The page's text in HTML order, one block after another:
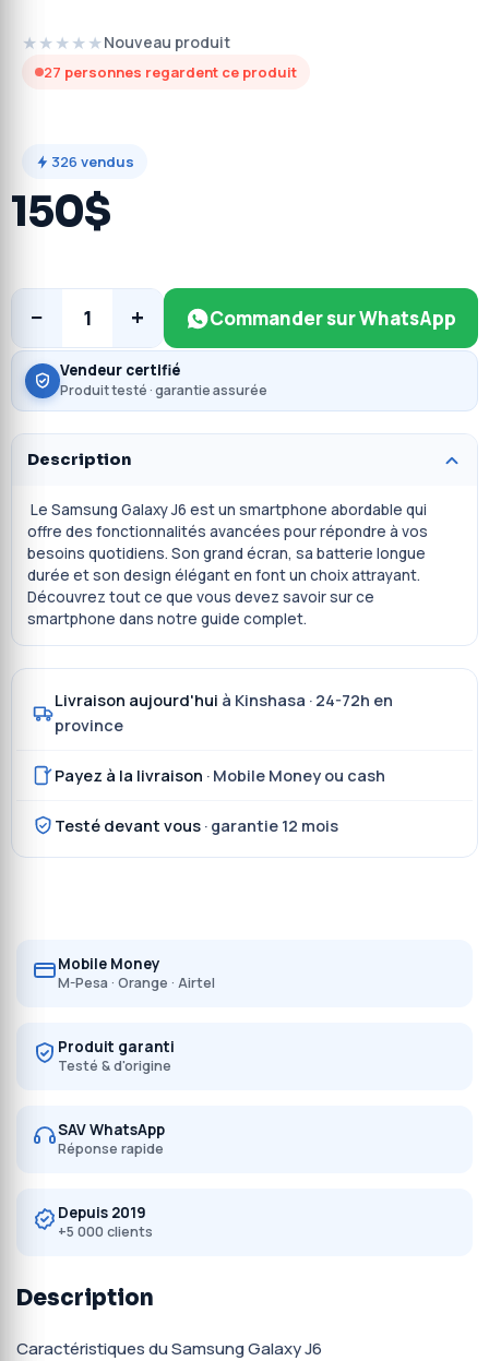
★★★★★Nouveau produit
27 personnes regardent ce produit
326 vendus
150$
− 1 + Commander sur WhatsApp
Vendeur certifié
Produit testé · garantie assurée
Description
Le Samsung Galaxy J6 est un smartphone abordable qui
offre des fonctionnalités avancées pour répondre à vos
besoins quotidiens. Son grand écran, sa batterie longue
durée et son design élégant en font un choix attrayant.
Découvrez tout ce que vous devez savoir sur ce
smartphone dans notre guide complet.
Livraison aujourd'hui à Kinshasa · 24-72h en
province
Payez à la livraison · Mobile Money ou cash
Testé devant vous · garantie 12 mois
Mobile Money
M-Pesa · Orange · Airtel
Produit garanti
Testé & d'origine
SAV WhatsApp
Réponse rapide
Depuis 2019
+5 000 clients
Description
Caractéristiques du Samsung Galaxy J6